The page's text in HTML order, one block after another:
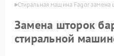
Стиральная машина Fagor замена
Замена шторок
стиральной